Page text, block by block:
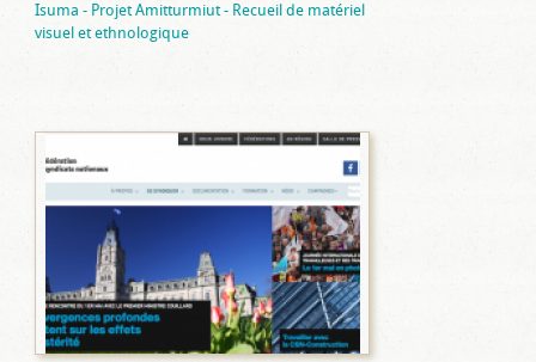
Isuma - Projet Amitturmiut - Recueil de matériel
visuel et ethnologique